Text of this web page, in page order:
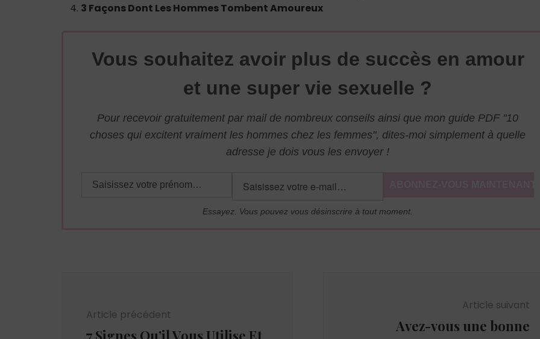
3 Façons Dont Les Hommes Tombent Amoureux
Vous souhaitez avoir plus de succès en amour
et une super vie sexuelle ?
Pour recevoir gratuitement par mail de nombreux conseils ainsi que mon guide PDF "10
choses qui excitent vraiment les hommes chez les femmes", dites-moi simplement à quelle
adresse je dois vous les envoyer !
Essayez. Vous pouvez vous désinscrire à tout moment.
Article précédent
7 Signes Qu’il Vous Utilise Et
Article suivant
Avez-vous une bonne